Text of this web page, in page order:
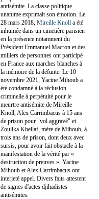
antisémite. La classe politique
unanime exprimait son émotion. Le
28 mars 2018, Mireille Knoll a été
inhumée dans un cimetière parisien
en la présence notamment du
Président Emmanuel Macron et des
milliers de personnes ont participé
en France aux marches blanches à
la mémoire de la défunte. Le 10
novembre 2021, Yacine Mihoub a
été condamné à la réclusion
criminelle à perpétuité pour le
meurtre antisémite de Mireille
Knoll, Alex Carrimbacus à 15 ans
de prison pour "vol aggravé" et
Zoulika Khellaf, mère de Mihoub, à
trois ans de prison, dont deux avec
sursis, pour avoir fait obstacle à la
manifestation de la vérité par «
destruction de preuves ». Yacine
Mihoub et Alex Carrimbacus ont
interjeté appel. Divers faits attestent
de signes d'actes djihadistes
antisémites.